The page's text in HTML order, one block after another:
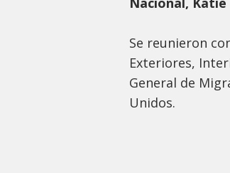
Se reunieron
Exteriores,
General de
Unidos.